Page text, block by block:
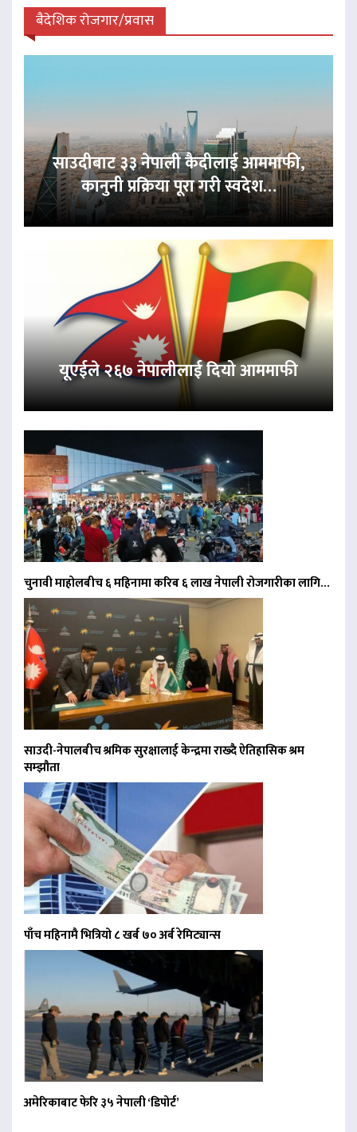
बैदेशिक रोजगार/प्रवास
साउदीबाट ३३ नेपाली कैदीलाई आममाफी,
कानुनी प्रक्रिया पूरा गरी स्वदेश…
यूएईले २६७ नेपालीलाई दियो आममाफी
चुनावी माहोलबीच ६ महिनामा करिब ६ लाख नेपाली रोजगारीका लागि…
साउदी-नेपालबीच श्रमिक सुरक्षालाई केन्द्रमा राख्दै ऐतिहासिक श्रम
सम्झौता
पाँच महिनामै भित्रियो ८ खर्ब ७० अर्ब रेमिट्यान्स
अमेरिकाबाट फेरि ३५ नेपाली ‘डिपोर्ट’